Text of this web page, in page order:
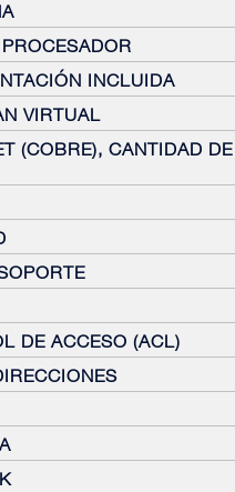
INCLUIDA
VIRTUAL
(COBRE), CANTIDAD DE
DE ACCESO (ACL)